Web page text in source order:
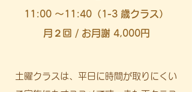
11:00 〜11:40（1-3 歳クラス）
月２回 / お月謝 4,000円
土曜クラスは、平日に時間が取りにくい